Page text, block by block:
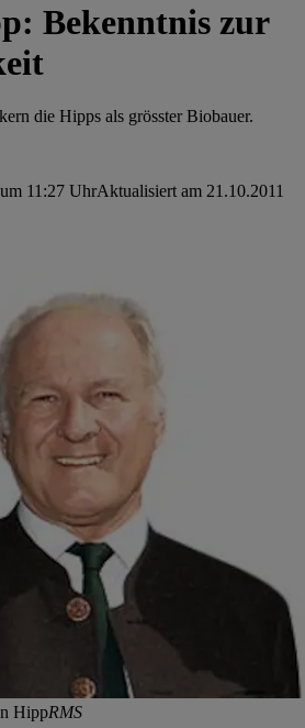
Bekenntnis zur
die Hipps als grösster Biobauer.
11:27 UhrAktualisiert am 21.10.2011
HippRMS